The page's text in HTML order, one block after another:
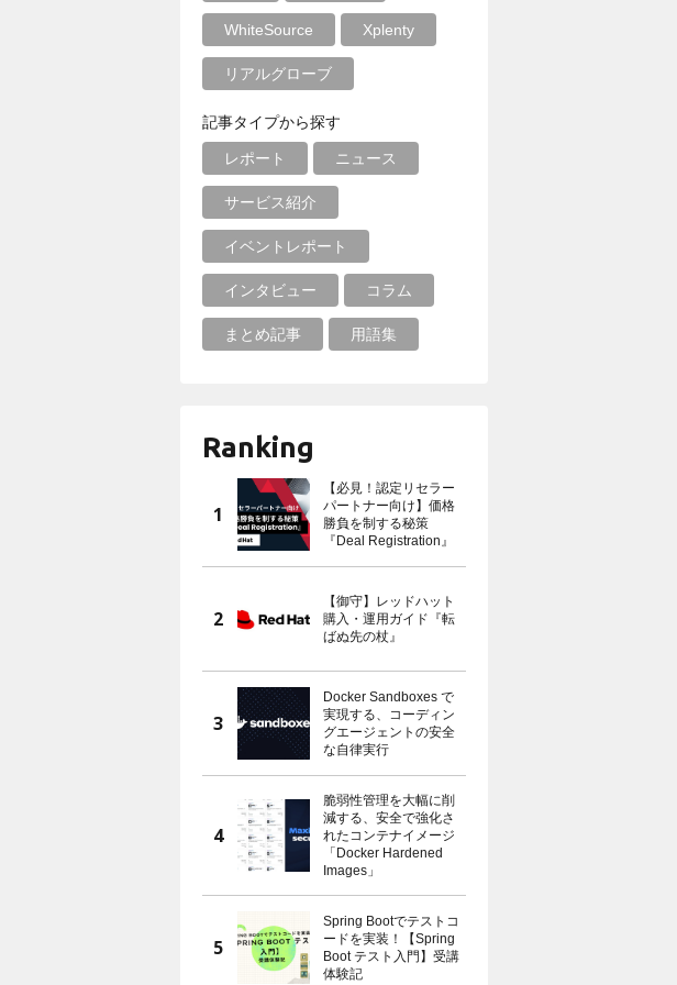
WhiteSource Xplenty
リアルグローブ
記事タイプから探す
レポート ニュース
サービス紹介
イベントレポート
インタビュー コラム
まとめ記事 用語集
Ranking
【必見！認定リセラー
パートナー向け】価格
勝負を制する秘策
『Deal Registration』
【御守】レッドハット
購入・運用ガイド『転
ばぬ先の杖』
Docker Sandboxes で
実現する、コーディン
グエージェントの安全
な自律実行
脆弱性管理を大幅に削
減する、安全で強化さ
れたコンテナイメージ
「Docker Hardened
Images」
Spring Bootでテストコ
ードを実装！【Spring
Boot テスト入門】受講
体験記